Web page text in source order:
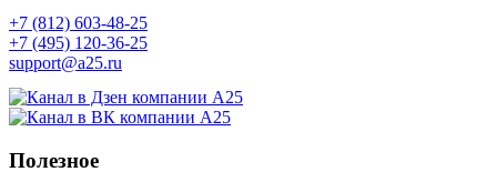
+7 (812) 603-48-25
+7 (495) 120-36-25
support@a25.ru
Полезное